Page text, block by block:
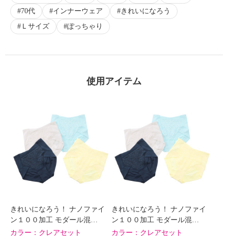
× 商品紹介
70代
インナーウェア
きれいになろう
Ｌサイズ
ぽっちゃり
使用アイテム
きれいになろう！ ナノファイ
ン１００加工 モダール混…
カラー： クレアセット
きれいになろう！ ナノファイ
ン１００加工 モダール混…
カラー： クレアセット